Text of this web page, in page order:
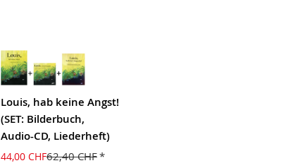
Louis, hab keine Angst!
(SET: Bilderbuch,
Audio-CD, Liederheft)
44,00 CHF62,40 CHF